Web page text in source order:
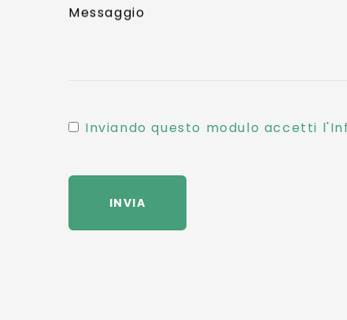
Messaggio
Inviando questo modulo accetti
INVIA